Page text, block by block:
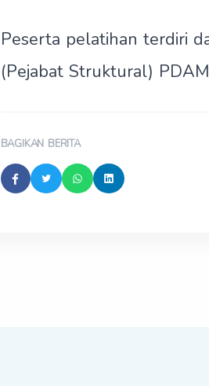
Peserta pelatihan terdiri
(Pejabat Struktural)
BAGIKAN BERITA